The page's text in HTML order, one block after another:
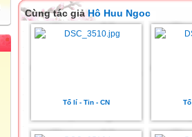
Cùng tác giảHô Huu Ngoc
Tổ lí - Tin - CN